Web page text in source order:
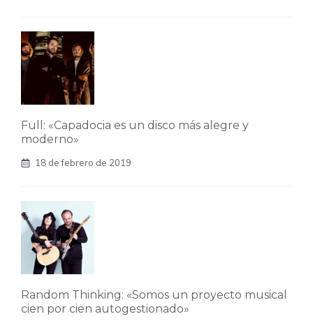
Full: «Capadocia es un disco más alegre y
moderno»
18 de febrero de 2019
Random Thinking: «Somos un proyecto musical
cien por cien autogestionado»